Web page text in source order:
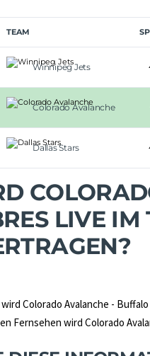
TEAM
Winnipeg Jets
Colorado Avalanche
Dallas Stars
LIVE IM
wird Colorado Avalanche -
Fernsehen wird Colorado